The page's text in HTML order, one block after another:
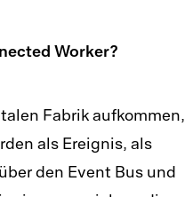
Worker?
Fabrik aufkommen,
als Ereignis, als
den Event Bus und